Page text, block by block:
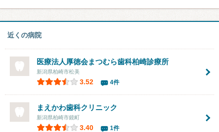
近くの病院
医療法人厚徳会まつむら歯科柏崎診療所
新潟県柏崎市松美
3.52 4件
まえかわ歯科クリニック
新潟県柏崎市鏡町
3.40 1件